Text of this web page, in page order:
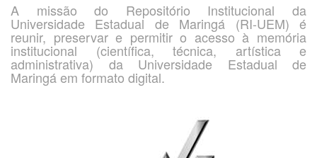
A missão do Repositório Institucional da
Universidade Estadual de Maringá (RI-UEM) é
reunir, preservar e permitir o acesso à memória
institucional (científica, técnica, artística e
administrativa) da Universidade Estadual de
Maringá em formato digital.